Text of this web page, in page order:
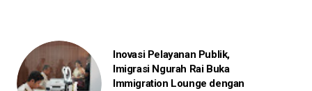
Inovasi Pelayanan Publik,
Imigrasi Ngurah Rai Buka
Immigration Lounge dengan